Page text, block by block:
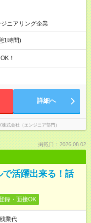
ジニアリング企業
1時間)
！
詳細へ
式会社（エンジニア部門）
掲載日：2026.08.02
活躍出来る！話
録・面接OK
業代